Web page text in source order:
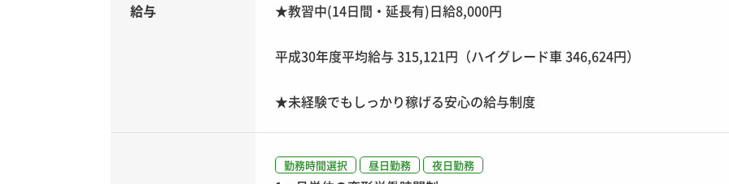
給与
★教習中(14日間・延長有)日給8,000円
平成30年度平均給与 315,121円（ハイグレード車 346,624円）
★未経験でもしっかり稼げる安心の給与制度
勤務時間選択 昼日勤務 夜日勤務